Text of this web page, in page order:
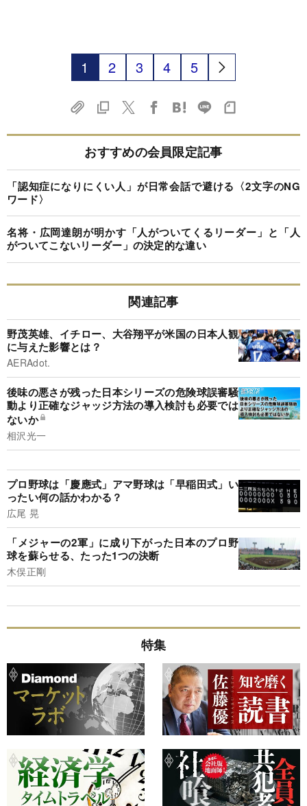
1 2 3 4 5
おすすめの会員限定記事
「認知症になりにくい人」が日常会話で避ける〈2文字のNG
ワード〉
名将・広岡達朗が明かす「人がついてくるリーダー」と「人
がついてこないリーダー」の決定的な違い
関連記事
野茂英雄、イチロー、大谷翔平が米国の日本人観
に与えた影響とは？
AERAdot.
後味の悪さが残った日本シリーズの危険球誤審騒
動より正確なジャッジ方法の導入検討も必要では
ないか
相沢光一
プロ野球は「慶應式」アマ野球は「早稲田式」い
ったい何の話かわかる？
広尾 晃
「メジャーの2軍」に成り下がった日本のプロ野
球を蘇らせる、たった1つの決断
木俣正剛
特集